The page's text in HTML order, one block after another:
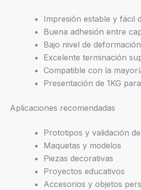
Impresión estable y fácil
Buena adhesión entre
Bajo nivel de deformación
Excelente terminación
Compatible con la
Presentación de 1KG
Aplicaciones recomendadas
Prototipos y validación
Maquetas y modelos
Piezas decorativas
Proyectos educativos
Accesorios y objetos